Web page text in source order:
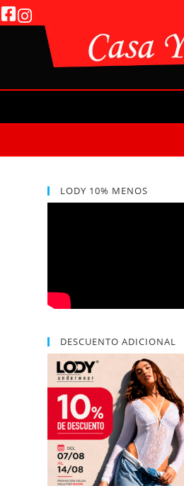
LODY 10% MENOS
DESCUENTO ADICIONAL